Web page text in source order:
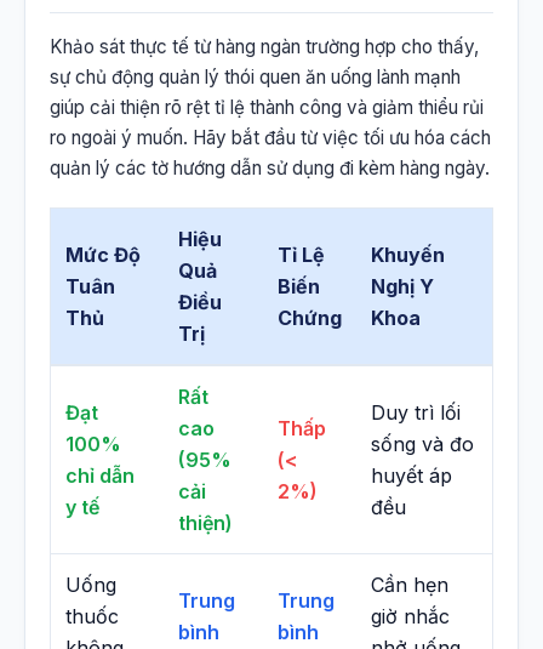
Khảo sát thực tế từ hàng ngàn trường hợp cho thấy,
sự chủ động quản lý thói quen ăn uống lành mạnh
giúp cải thiện rõ rệt tỉ lệ thành công và giảm thiểu rủi
ro ngoài ý muốn. Hãy bắt đầu từ việc tối ưu hóa cách
quản lý các tờ hướng dẫn sử dụng đi kèm hàng ngày.
Mức Độ
Tuân
Thủ
Hiệu
Quả
Điều
Trị
Tỉ Lệ
Biến
Chứng
Khuyến
Nghị Y
Khoa
Đạt
100%
chỉ dẫn
y tế
Rất
cao
(95%
cải
thiện)
Thấp
(<
2%)
Duy trì lối
sống và đo
huyết áp
đều
Uống
thuốc
Trung
bình
Trung
bình
Cần hẹn
giờ nhắc